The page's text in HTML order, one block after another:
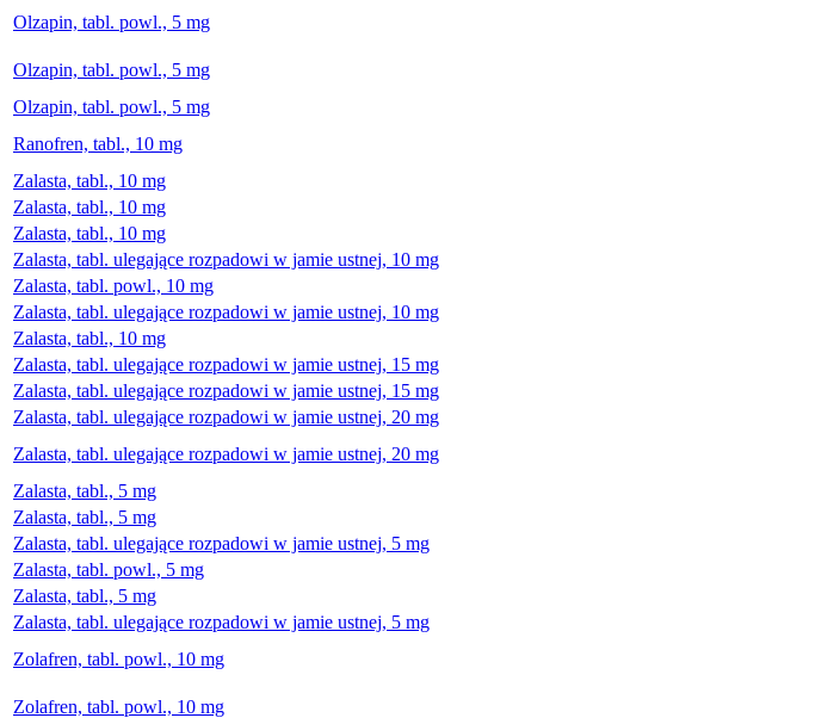
Olzapin, tabl. powl., 5 mg
Olzapin, tabl. powl., 5 mg
Olzapin, tabl. powl., 5 mg
Ranofren, tabl., 10 mg
Zalasta, tabl., 10 mg
Zalasta, tabl., 10 mg
Zalasta, tabl., 10 mg
Zalasta, tabl. ulegające rozpadowi w jamie ustnej, 10 mg
Zalasta, tabl. powl., 10 mg
Zalasta, tabl. ulegające rozpadowi w jamie ustnej, 10 mg
Zalasta, tabl., 10 mg
Zalasta, tabl. ulegające rozpadowi w jamie ustnej, 15 mg
Zalasta, tabl. ulegające rozpadowi w jamie ustnej, 15 mg
Zalasta, tabl. ulegające rozpadowi w jamie ustnej, 20 mg
Zalasta, tabl. ulegające rozpadowi w jamie ustnej, 20 mg
Zalasta, tabl., 5 mg
Zalasta, tabl., 5 mg
Zalasta, tabl. ulegające rozpadowi w jamie ustnej, 5 mg
Zalasta, tabl. powl., 5 mg
Zalasta, tabl., 5 mg
Zalasta, tabl. ulegające rozpadowi w jamie ustnej, 5 mg
Zolafren, tabl. powl., 10 mg
Zolafren, tabl. powl., 10 mg